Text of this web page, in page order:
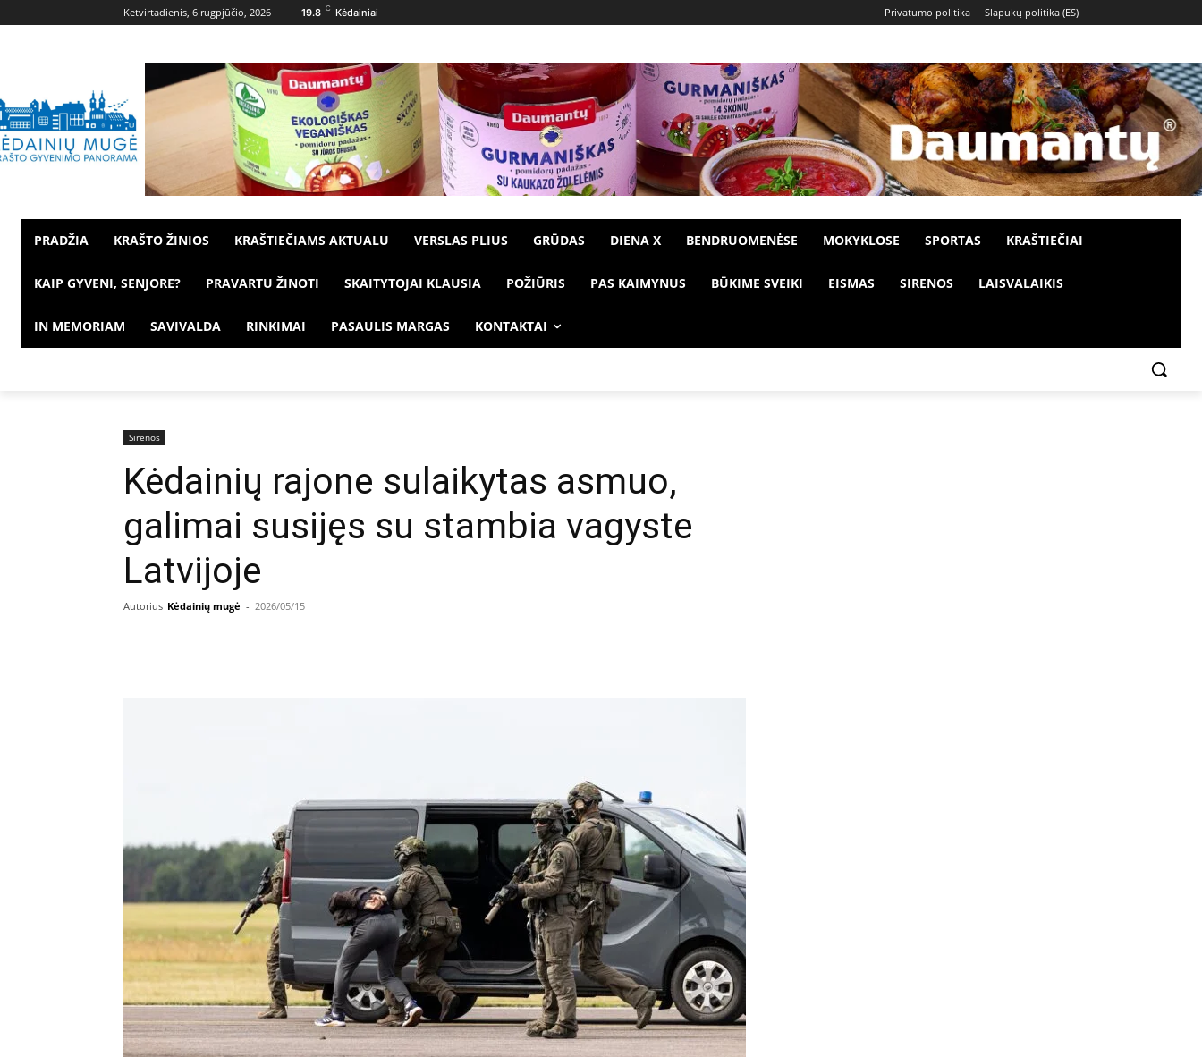
Ketvirtadienis, 6 rugpjūčio, 2026 19.8 C Kėdainiai Privatumo politika Slapukų politika (ES)
PRADŽIA KRAŠTO ŽINIOS KRAŠTIEČIAMS AKTUALU VERSLAS PLIUS GRŪDAS DIENA X BENDRUOMENĖSE MOKYKLOSE SPORTAS KRAŠTIEČIAI
KAIP GYVENI, SENJORE? PRAVARTU ŽINOTI SKAITYTOJAI KLAUSIA POŽIŪRIS PAS KAIMYNUS BŪKIME SVEIKI EISMAS SIRENOS LAISVALAIKIS
IN MEMORIAM SAVIVALDA RINKIMAI PASAULIS MARGAS KONTAKTAI
Sirenos
Kėdainių rajone sulaikytas asmuo,
galimai susijęs su stambia vagyste
Latvijoje
Autorius Kėdainių mugė - 2026/05/15